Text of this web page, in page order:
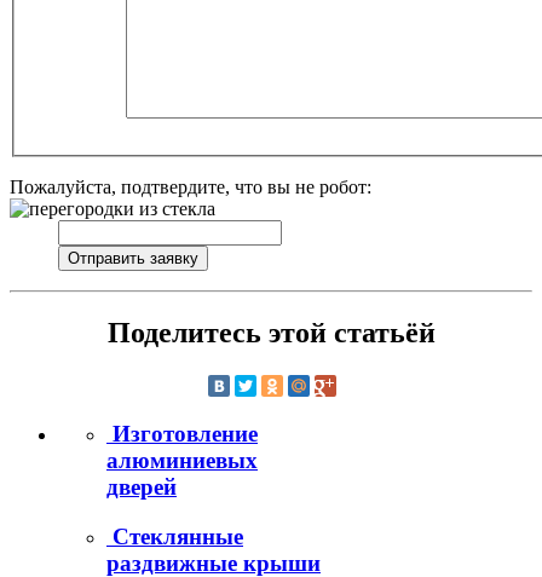
Пожалуйста, подтвердите, что вы не робот:
Поделитесь этой статьёй
Изготовление
алюминиевых
дверей
Стеклянные
раздвижные крыши